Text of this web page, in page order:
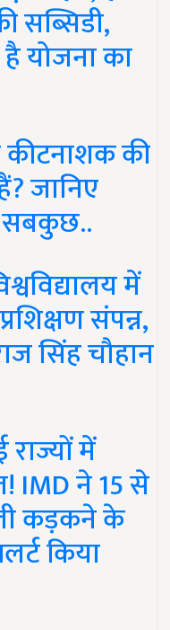
सब्सिडी,
योजना का
की
जानिए
सबकुछ..
में
संपन्न,
सिंह चौहान
में
IMD ने 15 से
कड़कने के
किया